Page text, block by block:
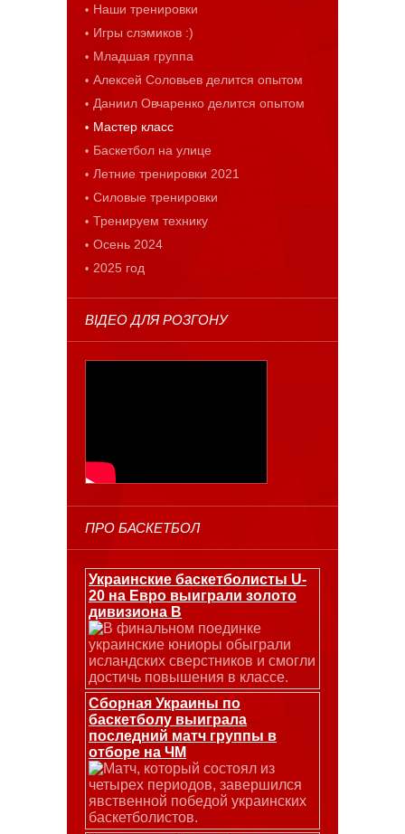
Наши тренировки
Игры слэмиков :)
Младшая группа
Алексей Соловьев делится опытом
Даниил Овчаренко делится опытом
Мастер класс
Баскетбол на улице
Летние тренировки 2021
Силовые тренировки
Тренируем технику
Осень 2024
2025 год
ВІДЕО ДЛЯ РОЗГОНУ
ПРО БАСКЕТБОЛ
Украинские баскетболисты U-
20 на Евро выиграли золото
дивизиона В
В финальном поединке
украинские юниоры обыграли
исландских сверстников и смогли
достичь повышения в классе.
Сборная Украины по
баскетболу выиграла
последний матч группы в
отборе на ЧМ
Матч, который состоял из
четырех периодов, завершился
явственной победой украинских
баскетболистов.